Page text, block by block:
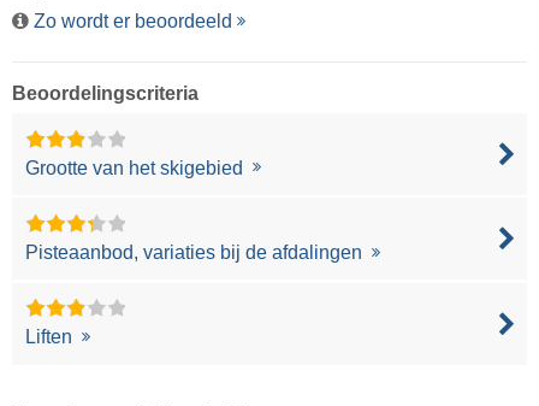
Zo wordt er beoordeeld
Beoordelingscriteria
Grootte van het skigebied
Pisteaanbod, variaties bij de afdalingen
Liften